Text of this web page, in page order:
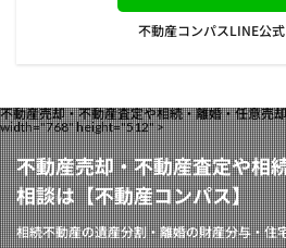
不動産コンパスLINE公
不動産売却・不動産査定や相続・離婚・任意売
width="768" height="512" >
不動産売却・不動産査定や相
相談は【不動産コンパス】
相続不動産の遺産分割・離婚の財産分与・住